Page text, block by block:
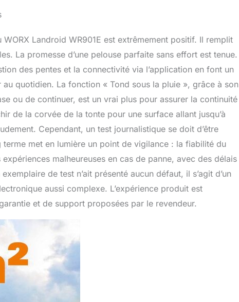
Landroid WR901E est extrêmement positif. Il remplit
La promesse d’une pelouse parfaite sans effort est tenue.
des pentes et la connectivité via l’application en font un
quotidien. La fonction « Tond sous la pluie », grâce à son
ou de continuer, est un vrai plus pour assurer la continuité
de la corvée de la tonte pour une surface allant jusqu’à
Cependant, un test journalistique se doit d’être
met en lumière un point de vigilance : la fiabilité du
malheureuses en cas de panne, avec des délais
de test n’ait présenté aucun défaut, il s’agit d’un
aussi complexe. L’expérience produit est
et de support proposées par le revendeur.